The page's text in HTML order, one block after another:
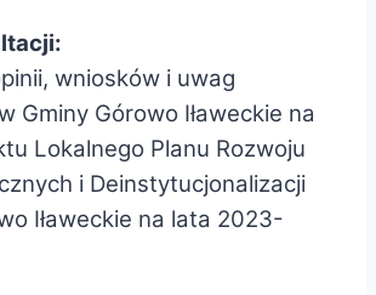
wniosków i uwag
Gminy Górowo Iławeckie na
Lokalnego Planu Rozwoju
i Deinstytucjonalizacji
Iławeckie na lata 2023-